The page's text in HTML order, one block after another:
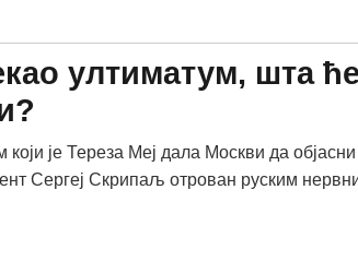
ултиматум, шта ће
је Тереза Меј дала Москви да објасни
Сергеј Скрипаљ отрован руским